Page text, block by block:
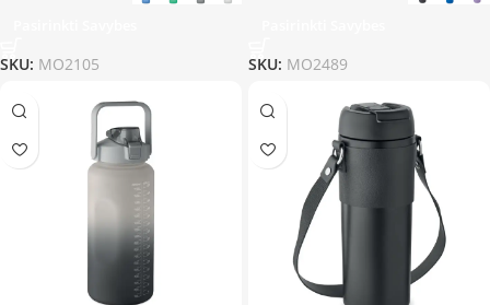
SKU: MO2105 SKU: MO2489